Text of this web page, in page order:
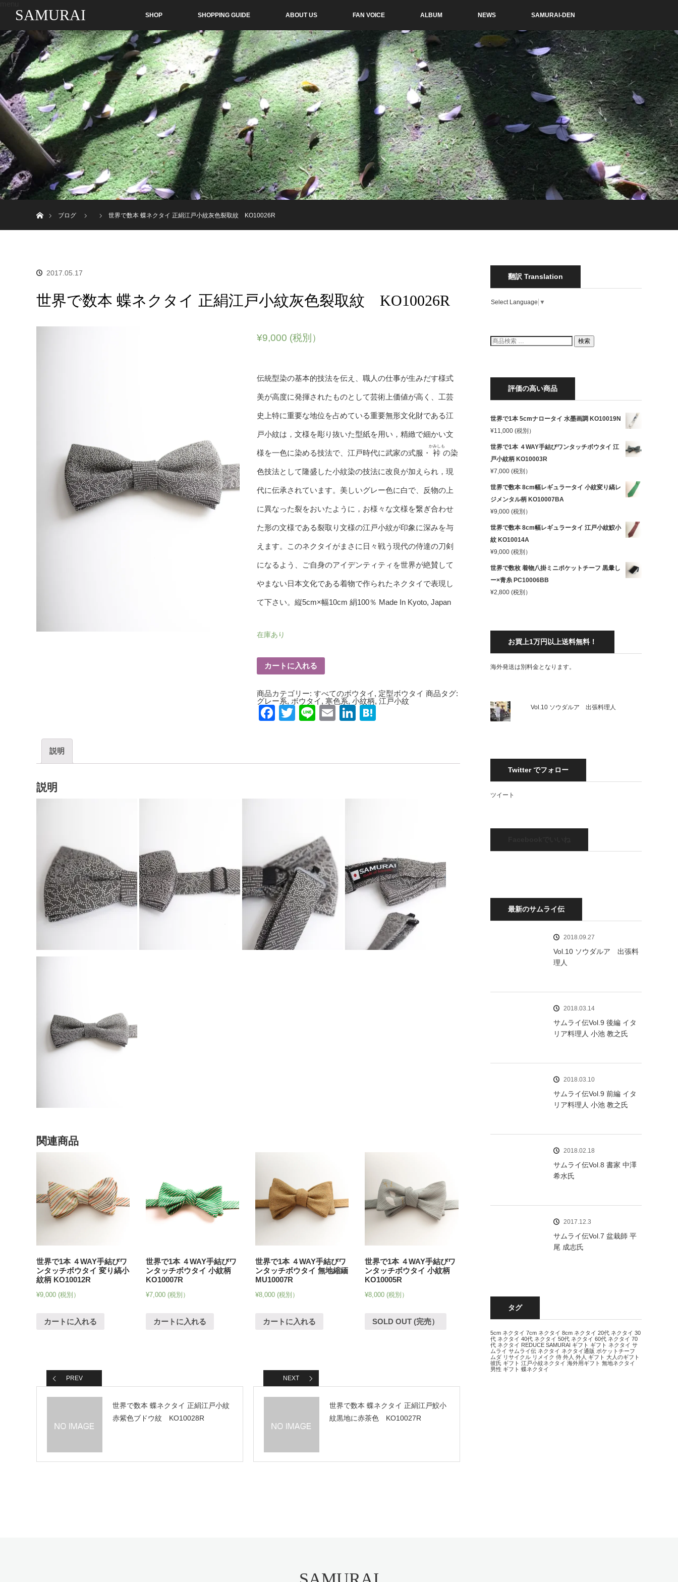
SAMURAI SHOP SHOPPING GUIDE ABOUT US FAN VOICE ALBUM NEWS SAMURAI-DEN
ブログ
世界で数本 蝶ネクタイ 正絹江戸小紋灰色裂取紋 KO10026R
2017.05.17
世界で数本 蝶ネクタイ 正絹江戸小紋灰色裂取紋 KO10026R
¥9,000 (税別）
伝統型染の基本的技法を伝え、職人の仕事が生みだす様式
美が高度に発揮されたものとして芸術上価値が高く、工芸
史上特に重要な地位を占めている重要無形文化財である江
戸小紋は，文様を彫り抜いた型紙を用い，精緻で細かい文
様を一色に染める技法で、江戸時代に武家の式服・ 裃
かみしも
の染
色技法として隆盛した小紋染の技法に改良が加えられ，現
代に伝承されています。美しいグレー色に白で、反物の上
に異なった裂をおいたように，お様々な文様を繋ぎ合わせ
た形の文様である裂取り文様の江戸小紋が印象に深みを与
えます。このネクタイがまさに日々戦う現代の侍達の刀剣
になるよう、ご自身のアイデンティティを世界が絶賛して
やまない日本文化である着物で作られたネクタイで表現し
て下さい。縦5cm×幅10cm 絹100％ Made In Kyoto, Japan
在庫あり
カートに入れる
商品カテゴリー: すべてのボウタイ, 定型ボウタイ 商品タグ:
グレー系, ボウタイ, 寒色系, 小紋柄, 江戸小紋
Facebook
Twitter
LineEmailLinkedIn
説明
説明
関連商品
世界で1本 ４WAY手結びワ
ンタッチボウタイ 変り縞小
紋柄 KO10012R
¥9,000 (税別）
カートに入れる
世界で1本 ４WAY手結びワ
ンタッチボウタイ 小紋柄
KO10007R
¥7,000 (税別）
カートに入れる
世界で1本 ４WAY手結びワ
ンタッチボウタイ 無地縮緬
MU10007R
¥8,000 (税別）
カートに入れる
世界で1本 ４WAY手結びワ
ンタッチボウタイ 小紋柄
KO10005R
¥8,000 (税別）
SOLD OUT (完売）
PREV
世界で数本 蝶ネクタイ 正絹江戸小紋
赤紫色ブドウ紋 KO10028R
NEXT
世界で数本 蝶ネクタイ 正絹江戸鮫小
紋黒地に赤茶色 KO10027R
翻訳 Translation
Select Language ▼
検
索
検索
評価の高い商品
世界で1本 5cmナロータイ 水墨画調 KO10019N
¥11,000 (税別）
世界で1本 ４WAY手結びワンタッチボウタイ 江
戸小紋柄 KO10003R
¥7,000 (税別）
世界で数本 8cm幅レギュラータイ 小紋変り縞レ
ジメンタル柄 KO10007BA
¥9,000 (税別）
世界で数本 8cm幅レギュラータイ 江戸小紋鮫小
紋 KO10014A
¥9,000 (税別）
世界で数枚 着物八掛ミニポケットチーフ 黒暈し
ー×青糸 PC10006BB
¥2,800 (税別）
お買上1万円以上送料無料！
海外発送は別料金となります。
Vol.10 ソウダルア 出張料理人
Twitter でフォロー
ツイート
最新のサムライ伝
2018.09.27
Vol.10 ソウダルア 出張料
理人
2018.03.14
サムライ伝Vol.9 後編 イタ
リア料理人 小池 教之氏
2018.03.10
サムライ伝Vol.9 前編 イタ
リア料理人 小池 教之氏
2018.02.18
サムライ伝Vol.8 書家 中澤
希水氏
2017.12.3
サムライ伝Vol.7 盆栽師 平
尾 成志氏
タグ
5cm ネクタイ 7cm ネクタイ 8cm ネクタイ 20代 ネクタイ 30
代 ネクタイ 40代 ネクタイ 50代 ネクタイ 60代 ネクタイ 70
代 ネクタイ REDUCE SAMURAI ギフト ギフト ネクタイ サ
ムライ サムライ伝 ネクタイ ネクタイ通販 ポケットチーフ
ムダ リサイクル リメイク 侍 外人 外人 ギフト 大人のギフト
彼氏 ギフト 江戸小紋ネクタイ 海外用ギフト 無地ネクタイ
男性 ギフト 蝶ネクタイ